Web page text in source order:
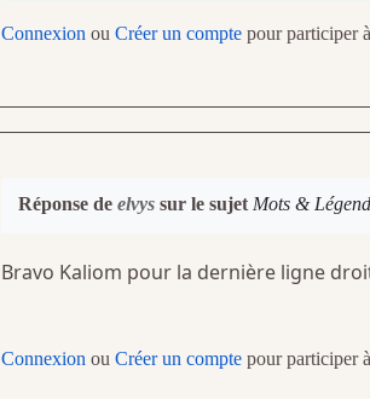
Connexion ou Créer un comptepour participer
Réponse de elvyssur le sujet Mots &
Bravo Kaliom pour la dernière ligne
Connexion ou Créer un comptepour participer